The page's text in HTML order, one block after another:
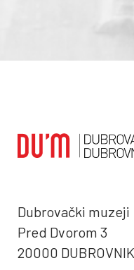
Dubrovački muzeji
Pred Dvorom 3
20000 DUBROVNIK